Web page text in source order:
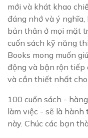
mới và khát khao
đáng nhớ và ý
bản thân ở mọi mặt
cuốn sách kỹ năng
Books mong muốn
động và bận rộn tiếp
và cần thiết nhất cho
100 cuốn sách -
làm việc - sẽ là hành
này. Chúc các bạn